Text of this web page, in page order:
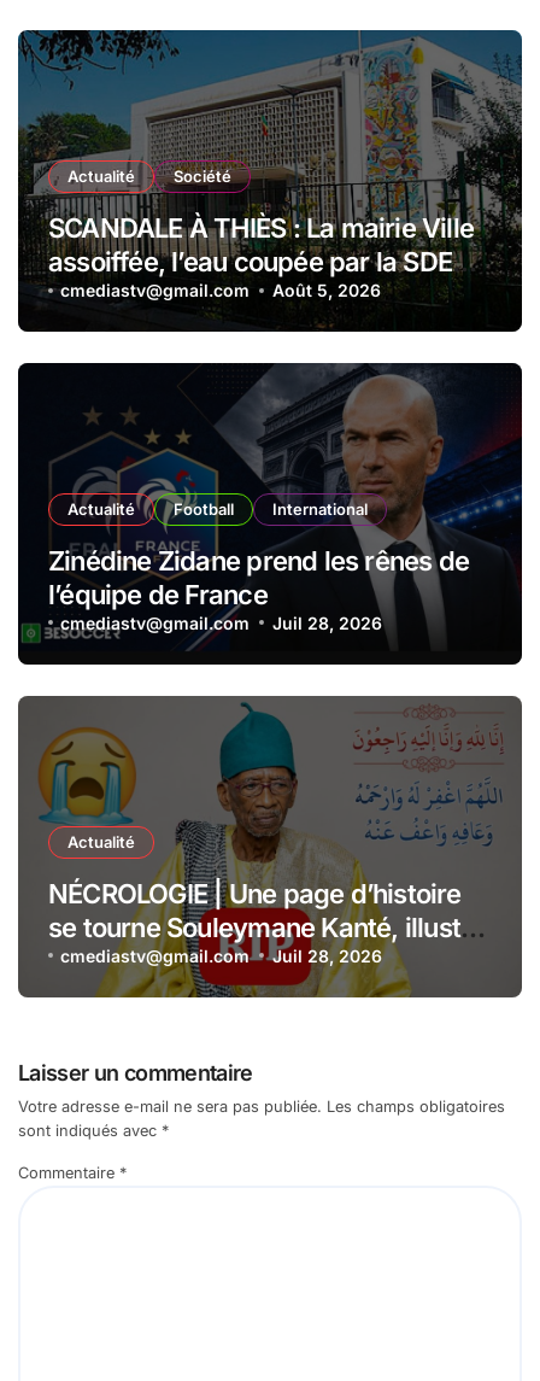
Actualité Société
SCANDALE À THIÈS : La mairie Ville
assoiffée, l’eau coupée par la SDE
pour impayés en plein festival de
millions !
cmediastv@gmail.com Août 5, 2026
Actualité Football International
Zinédine Zidane prend les rênes de
l’équipe de France
cmediastv@gmail.com Juil 28, 2026
Actualité
NÉCROLOGIE | Une page d’histoire
se tourne Souleymane Kanté, illustre
collaborateur du Président Senghor,
s’est éteint à l’âge de 110 ans
cmediastv@gmail.com Juil 28, 2026
Laisser un commentaire
Votre adresse e-mail ne sera pas publiée. Les champs obligatoires
sont indiqués avec *
Commentaire *